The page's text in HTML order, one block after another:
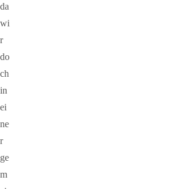
da
wi
r
do
ch
in
ei
ne
r
ge
m